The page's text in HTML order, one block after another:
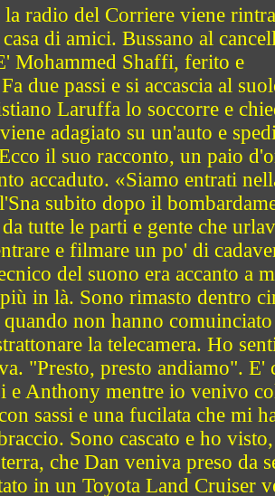
radio del Corriere viene
di amici. Bussano al
Mohammed Shaffi, ferito e
due passi e si accascia al
Laruffa lo soccorre e
adagiato su un'auto e
il suo racconto, un paio
accaduto. «Siamo entrati
subito dopo il
tutte le parti e gente che
e filmare un po' di
del suono era accanto a
in là. Sono rimasto dentro
non hanno comuinciato
la telecamera. Ho
"Presto, presto andiamo". E'
e Anthony mentre io venivo
sassi e una fucilata che mi
Sono cascato e ho visto,
che Dan veniva preso da
in un Toyota Land Cruiser